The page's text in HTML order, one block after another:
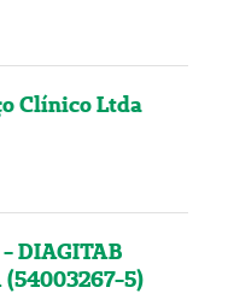
Clínico Ltda
- DIAGITAB
(54003267-5)